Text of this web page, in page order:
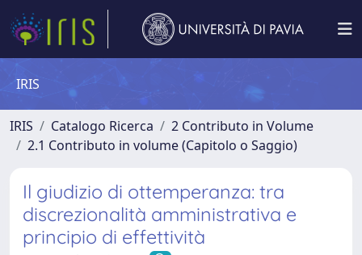
IRIS
IRIS Catalogo Ricerca
2 Contributo in Volume
2.1 Contributo in volume (Capitolo o Saggio)
Il giudizio di ottemperanza: tra
discrezionalità amministrativa e
principio di effettività